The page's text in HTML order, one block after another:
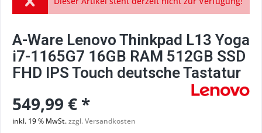
A-Ware Lenovo Thinkpad L13 Yoga
i7-1165G7 16GB RAM 512GB SSD
FHD IPS Touch deutsche Tastatur
549,99 € *
inkl. 19 % MwSt.zzgl. Versandkosten